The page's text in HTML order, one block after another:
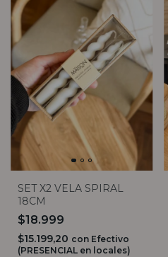
SET X2 VELA SPIRAL
18CM
$18.999
$15.199,20 con Efectivo
(PRESENCIAL en locales)